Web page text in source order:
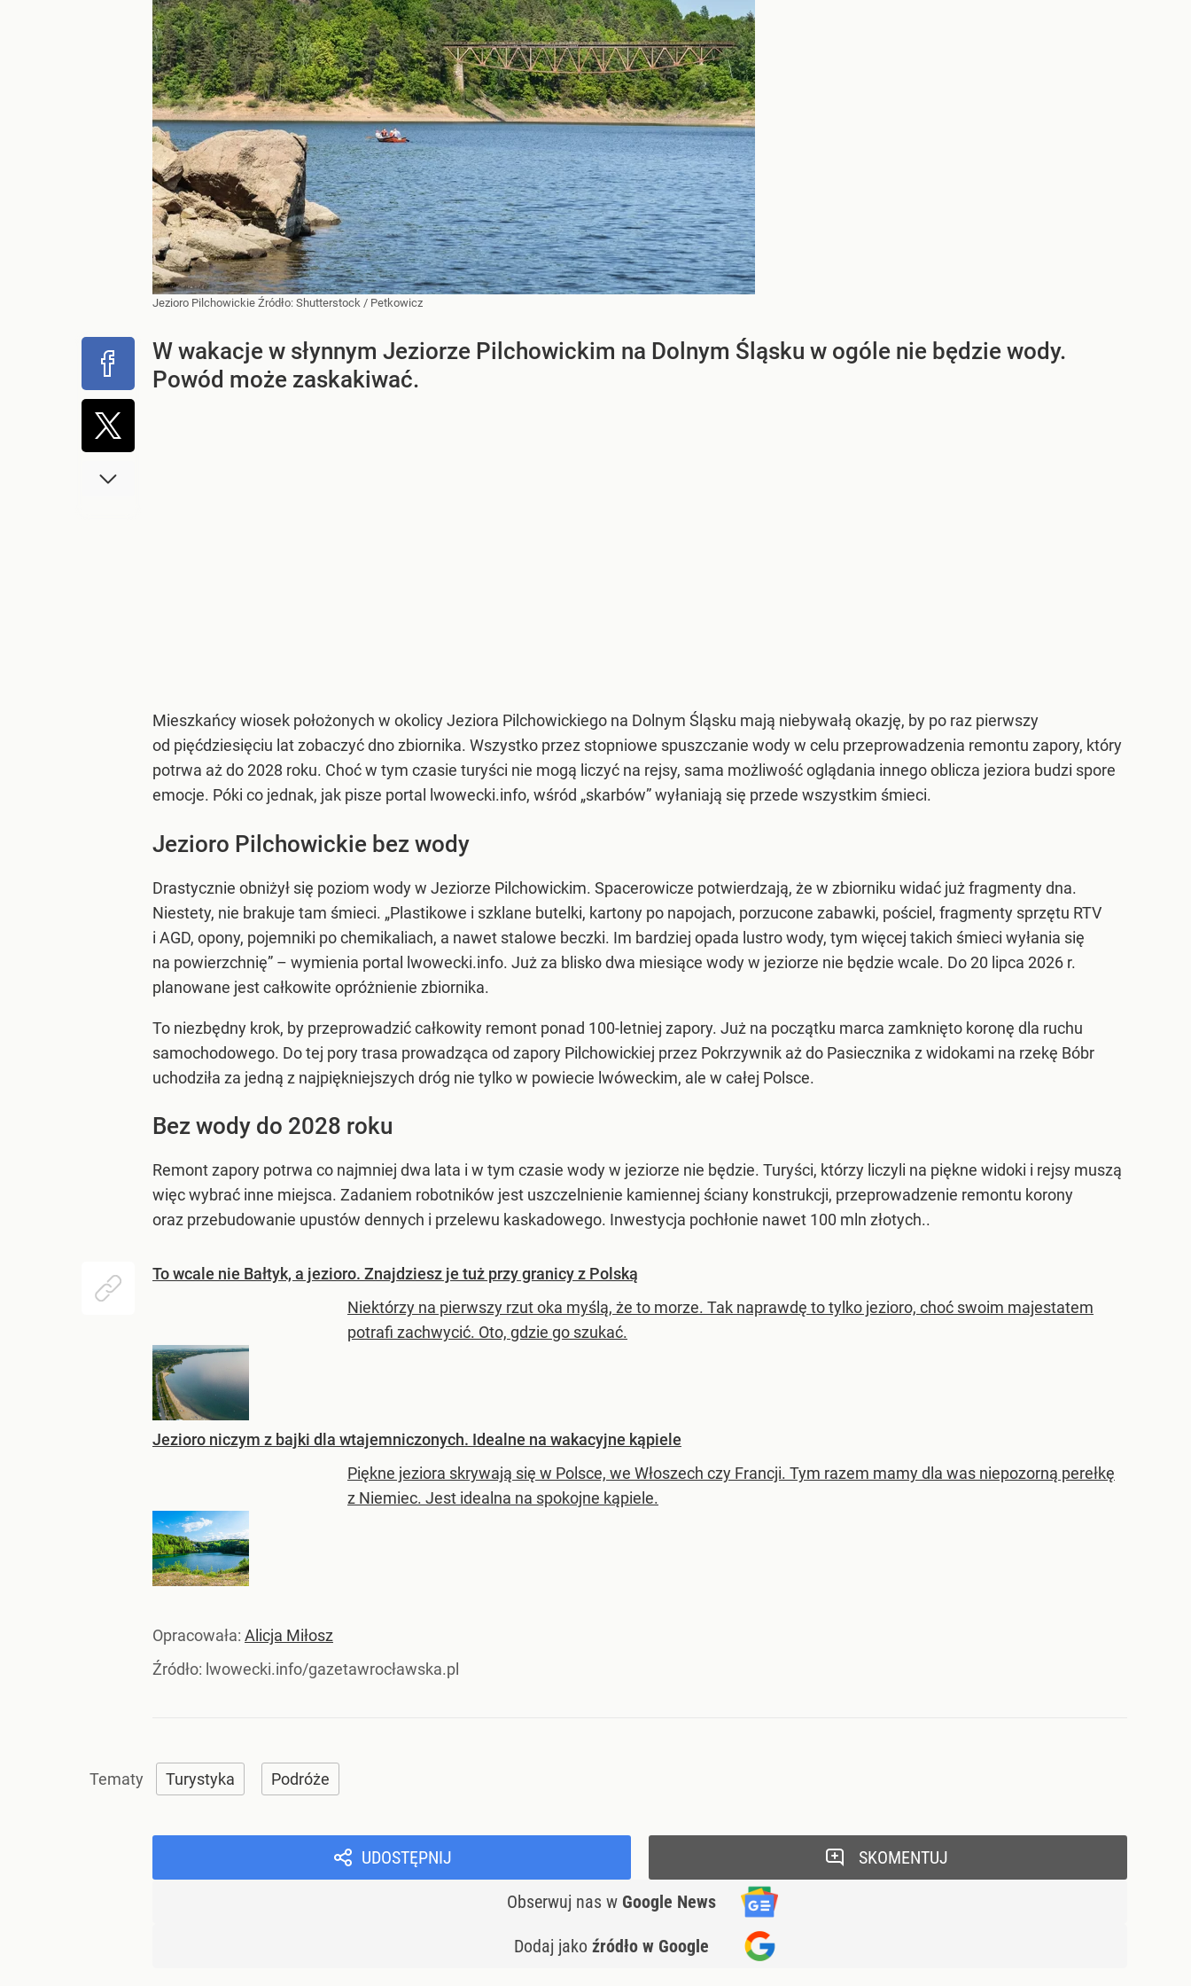
Jezioro Pilchowickie Źródło: Shutterstock / Petkowicz
W wakacje w słynnym Jeziorze Pilchowickim na Dolnym Śląsku w ogóle nie będzie wody.
Powód może zaskakiwać.
Mieszkańcy wiosek położonych w okolicy Jeziora Pilchowickiego na Dolnym Śląsku mają niebywałą okazję, by po raz pierwszy
od pięćdziesięciu lat zobaczyć dno zbiornika. Wszystko przez stopniowe spuszczanie wody w celu przeprowadzenia remontu zapory, który
potrwa aż do 2028 roku. Choć w tym czasie turyści nie mogą liczyć na rejsy, sama możliwość oglądania innego oblicza jeziora budzi spore
emocje. Póki co jednak, jak pisze portal lwowecki.info, wśród „skarbów” wyłaniają się przede wszystkim śmieci.
Jezioro Pilchowickie bez wody
Drastycznie obniżył się poziom wody w Jeziorze Pilchowickim. Spacerowicze potwierdzają, że w zbiorniku widać już fragmenty dna.
Niestety, nie brakuje tam śmieci. „Plastikowe i szklane butelki, kartony po napojach, porzucone zabawki, pościel, fragmenty sprzętu RTV
i AGD, opony, pojemniki po chemikaliach, a nawet stalowe beczki. Im bardziej opada lustro wody, tym więcej takich śmieci wyłania się
na powierzchnię” – wymienia portal lwowecki.info. Już za blisko dwa miesiące wody w jeziorze nie będzie wcale. Do 20 lipca 2026 r.
planowane jest całkowite opróżnienie zbiornika.
To niezbędny krok, by przeprowadzić całkowity remont ponad 100-letniej zapory. Już na początku marca zamknięto koronę dla ruchu
samochodowego. Do tej pory trasa prowadząca od zapory Pilchowickiej przez Pokrzywnik aż do Pasiecznika z widokami na rzekę Bóbr
uchodziła za jedną z najpiękniejszych dróg nie tylko w powiecie lwóweckim, ale w całej Polsce.
Bez wody do 2028 roku
Remont zapory potrwa co najmniej dwa lata i w tym czasie wody w jeziorze nie będzie. Turyści, którzy liczyli na piękne widoki i rejsy muszą
więc wybrać inne miejsca. Zadaniem robotników jest uszczelnienie kamiennej ściany konstrukcji, przeprowadzenie remontu korony
oraz przebudowanie upustów dennych i przelewu kaskadowego. Inwestycja pochłonie nawet 100 mln złotych..
To wcale nie Bałtyk, a jezioro. Znajdziesz je tuż przy granicy z Polską
Niektórzy na pierwszy rzut oka myślą, że to morze. Tak naprawdę to tylko jezioro, choć swoim majestatem
potrafi zachwycić. Oto, gdzie go szukać.
Jezioro niczym z bajki dla wtajemniczonych. Idealne na wakacyjne kąpiele
Piękne jeziora skrywają się w Polsce, we Włoszech czy Francji. Tym razem mamy dla was niepozorną perełkę
z Niemiec. Jest idealna na spokojne kąpiele.
Opracowała: Alicja Miłosz
Źródło: lwowecki.info/gazetawrocławska.pl
Turystyka Podróże
UDOSTĘPNIJ
Obserwuj nas w Google News
Dodaj jako źródło w Google
SKOMENTUJ